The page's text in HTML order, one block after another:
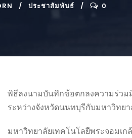
ประชาสัมพันธ์ 0
พิธีลงนามบันทึกข้อตกลงความร่ว
ระหว่างจังหวัดนนทบุรีกับมหาวิทย
มหาวิทยาลัยเทคโนโลยีพระจอมเ